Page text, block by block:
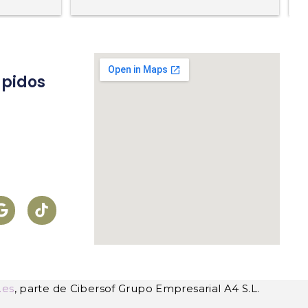
, parte de Cibersof Grupo Empresarial A4 S.L.